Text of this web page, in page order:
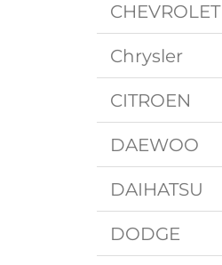
CHEVROLET
Chrysler
CITROEN
DAEWOO
DAIHATSU
DODGE